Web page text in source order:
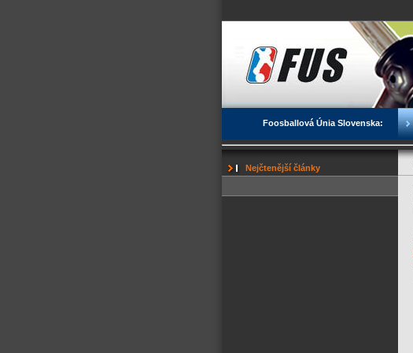
Foosballová Únia Slovenska:
Nejčtenější články